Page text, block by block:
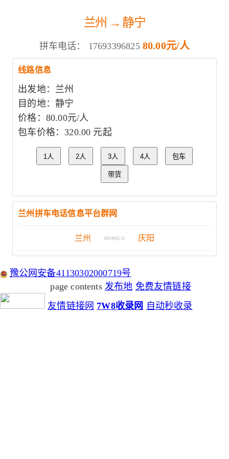
兰州 → 静宁
拼车电话： 17693396825 80.00元/人
线路信息
出发地：兰州
目的地：静宁
价格：80.00元/人
包车价格：320.00 元起
1人 2人 3人 4人 包车
带货
兰州拼车电话信息平台群网
兰州 180.00元/人 庆阳
豫公网安备41130302000719号
page contents 发布地 免费友情链接
友情链接网 7W8收录网 自动秒收录